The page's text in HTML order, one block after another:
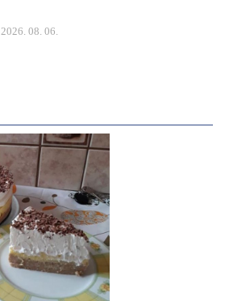
2026. 08. 06.